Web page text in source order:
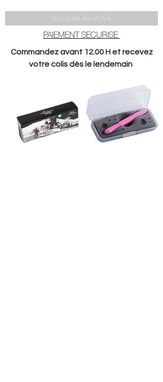
Rupture de stock
PAIEMENT SECURISE
Commandez avant 12.00 H et recevez
votre colis dès le lendemain